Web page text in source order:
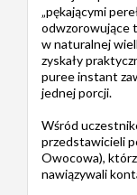
„pękającymi
odwzorowujące
w naturalnej
zyskały
puree instant
jednej porcji.
Wśród
przedstawicieli
Owocowa),
nawiązywali